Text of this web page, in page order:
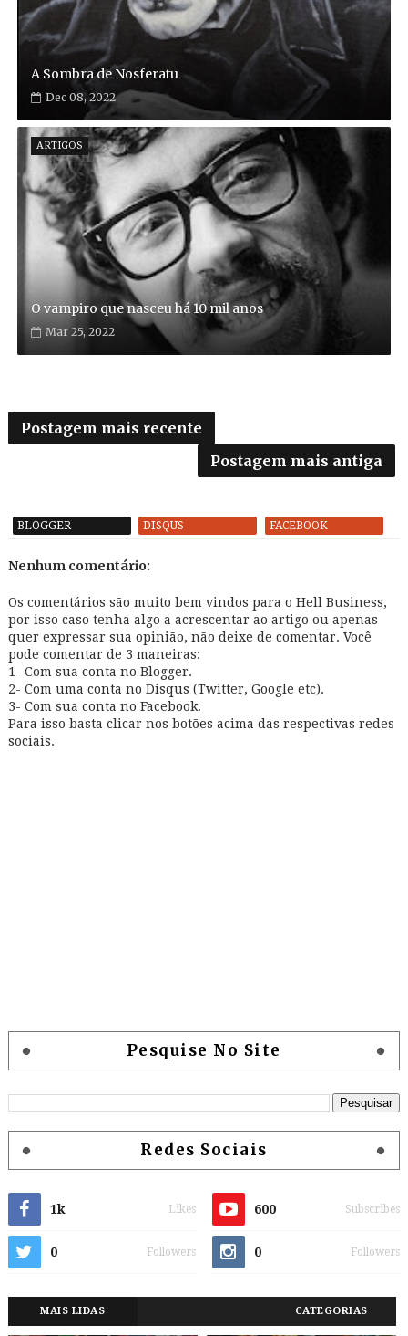
A Sombra de Nosferatu
Dec 08, 2022
ARTIGOS
O vampiro que nasceu há 10 mil anos
Mar 25, 2022
Postagem mais recente
Postagem mais antiga
BLOGGER DISQUS FACEBOOK
Nenhum comentário:
Os comentários são muito bem vindos para o Hell Business,
por isso caso tenha algo a acrescentar ao artigo ou apenas
quer expressar sua opinião, não deixe de comentar. Você
pode comentar de 3 maneiras:
1- Com sua conta no Blogger.
2- Com uma conta no Disqus (Twitter, Google etc).
3- Com sua conta no Facebook.
Para isso basta clicar nos botões acima das respectivas redes
sociais.
Pesquise No Site
Redes Sociais
1k Likes 600 Subscribes
0 Followers 0 Followers
MAIS LIDAS CATEGORIAS